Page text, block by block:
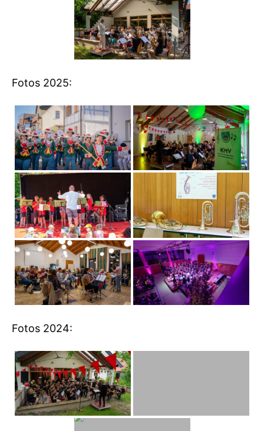
Fotos 2025:
Fotos 2024: